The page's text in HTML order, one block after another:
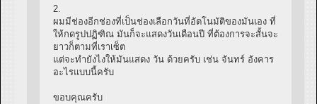
2.
ผมมีช่องอีกช่องที่เป็นช่องเลือกวันที่อัตโนมัติของมันเอง ที่
ให้กดรูปปฏิฑิณ มันก็จะแสดงวันเดือนปี ที่ต้องการจะสั้นจะ
ยาวก็ตามที่เราเซ็ต
แต่จะทำยังไงให้มันแสดง วัน ด้วยครับ เช่น จันทร์ อังคาร
อะไรแบบนี้ครับ
ขอบคุณครับ